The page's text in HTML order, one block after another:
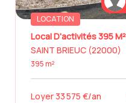
LOCATION
SAINT BRIEUC (22000)
395 m²
Loyer 33 575 €/an